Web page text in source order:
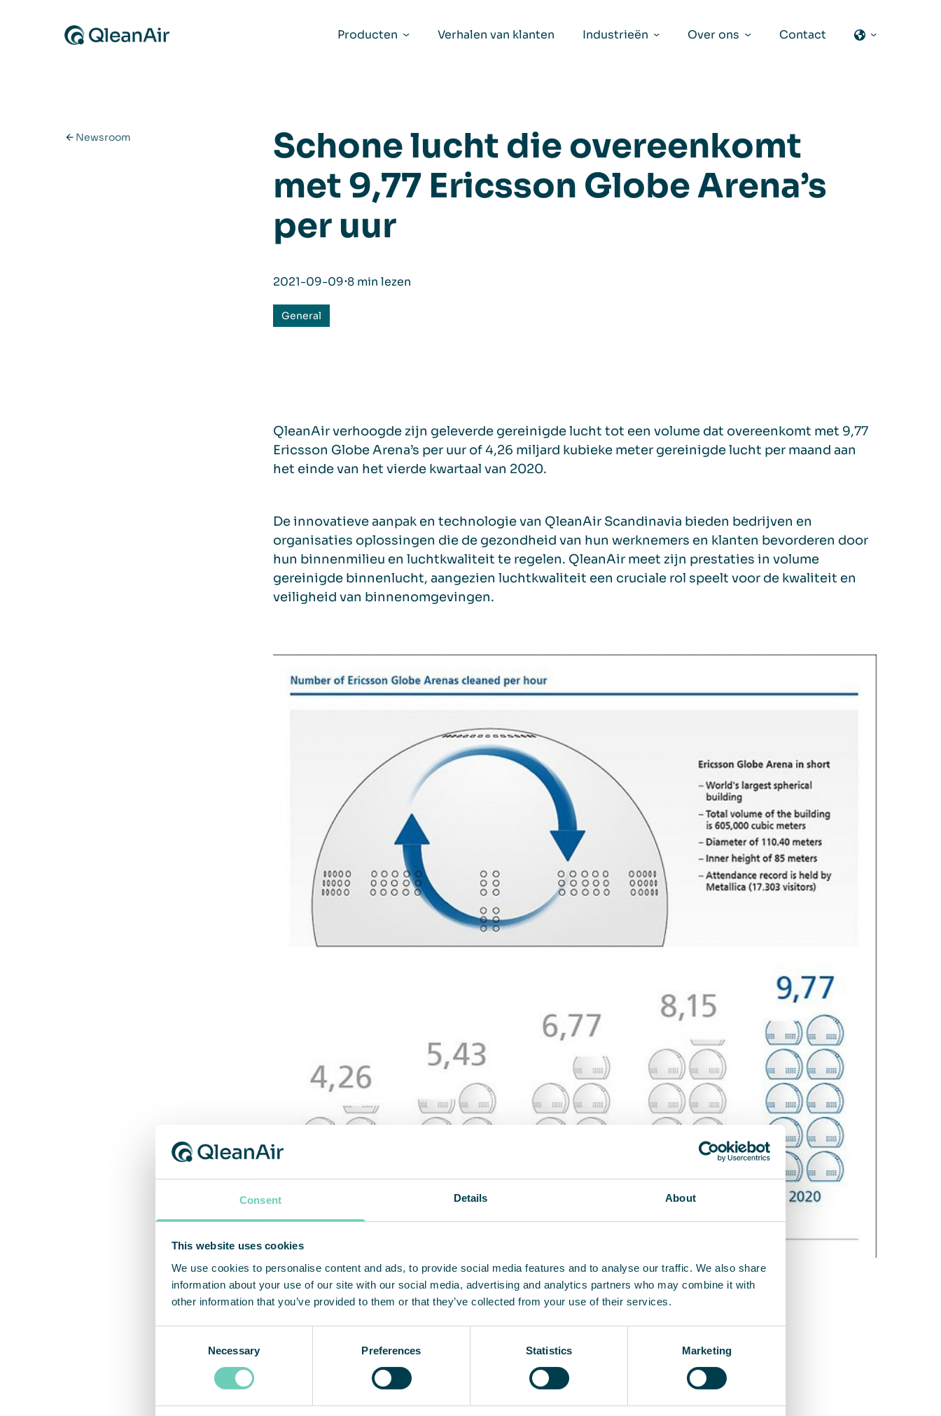
Consent Details About
This website uses cookies
We use cookies to personalise content and ads, to provide social media features and to analyse our traffic. We also share
information about your use of our site with our social media, advertising and analytics partners who may combine it with
other information that you’ve provided to them or that they’ve collected from your use of their services.
Necessary Preferences Statistics Marketing
Producten
Verhalen van klanten Industrieën Over ons Contact
Newsroom
Schone lucht die overeenkomt
met 9,77 Ericsson Globe Arena’s
per uur
2021-09-09⋅8 min lezen
General
QleanAir verhoogde zijn geleverde gereinigde lucht tot een volume dat overeenkomt met 9,77
Ericsson Globe Arena’s per uur of 4,26 miljard kubieke meter gereinigde lucht per maand aan
het einde van het vierde kwartaal van 2020.
De innovatieve aanpak en technologie van QleanAir Scandinavia bieden bedrijven en
organisaties oplossingen die de gezondheid van hun werknemers en klanten bevorderen door
hun binnenmilieu en luchtkwaliteit te regelen. QleanAir meet zijn prestaties in volume
gereinigde binnenlucht, aangezien luchtkwaliteit een cruciale rol speelt voor de kwaliteit en
veiligheid van binnenomgevingen.
Meer weten over de reiniging van binnenlucht?
Bezoek onze contactpagina en kies je regio uit de lijst
met kantoren wereldwijd. Je kunt ons hier ook
mailen.